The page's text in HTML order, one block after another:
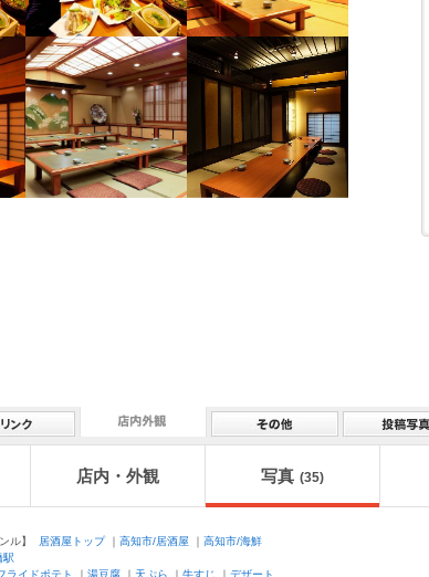
店内・外観 写真 (35)
ル】 居酒屋トップ｜ 高知市/居酒屋 ｜ 高知市/海鮮
駅
ライドポテト ｜ 湯豆腐 ｜ 天ぷら ｜ 牛すじ ｜ デザート